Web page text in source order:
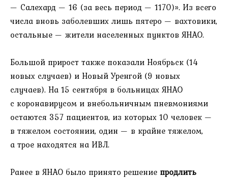
— Салехард — 16 (за весь период — 1170)». Из всего
числа вновь заболевших лишь пятеро — вахтовики,
остальные — жители населенных пунктов ЯНАО.
Большой прирост также показали Ноябрьск (14
новых случаев) и Новый Уренгой (9 новых
случаев). На 15 сентября в больницах ЯНАО
с коронавирусом и внебольничным пневмониями
остаются 357 пациентов, из которых 10 человек —
в тяжелом состоянии, один — в крайне тяжелом,
а трое находятся на ИВЛ.
Ранее в ЯНАО было принято решение продлить